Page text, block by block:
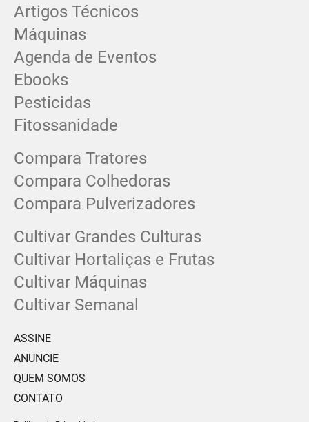
Artigos Técnicos
Máquinas
Agenda de Eventos
Ebooks
Pesticidas
Fitossanidade
Compara Tratores
Compara Colhedoras
Compara Pulverizadores
Cultivar Grandes Culturas
Cultivar Hortaliças e Frutas
Cultivar Máquinas
Cultivar Semanal
ASSINE
ANUNCIE
QUEM SOMOS
CONTATO